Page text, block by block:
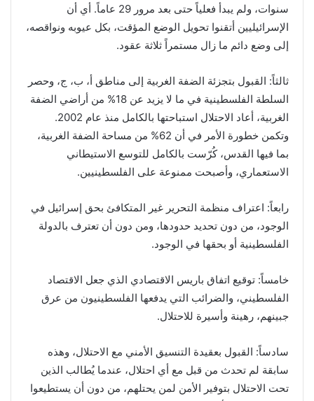
سنوات، ولم يبدأ فعلياً حتى بعد مرور 29 عاماً. أي أن
الإسرائيليين أتقنوا تحويل الوضع المؤقت، بكل عيوبه ونواقصه،
إلى وضع دائم ما زال مستمراً ثلاثة عقود.
ثالثاً: القبول بتجزئة الضفة الغربية إلى مناطق أ، ب، ج، وحصر
السلطة الفلسطينية في ما لا يزيد عن 18% من أراضي الضفة
الغربية، أعاد الاحتلال استباحتها بالكامل منذ عام 2002.
وتكمن خطورة الأمر في أن 62% من مساحة الضفة الغربية،
بما فيها القدس، كُرّست بالكامل للتوسع الاستيطاني
الاستعماري، وأصبحت ممنوعة على الفلسطينيين.
رابعاً: اعتراف منظمة التحرير غير المتكافئ بحق إسرائيل في
الوجود، من دون تحديد حدودها، ومن دون أن تعترف بالدولة
الفلسطينية أو بحقها في الوجود.
خامساً: توقيع اتفاق باريس الاقتصادي الذي جعل الاقتصاد
الفلسطيني، والضرائب التي يدفعها الفلسطينيون من عرق
جبينهم، رهينة وأسيرة للاحتلال.
سادساً: القبول بعقيدة التنسيق الأمني مع الاحتلال، وهذه
سابقة لم تحدث من قبل مع أي احتلال، عندما يُطالب الذين
تحت الاحتلال بتوفير الأمن لمن يحتلهم، من دون أن يستطيعوا